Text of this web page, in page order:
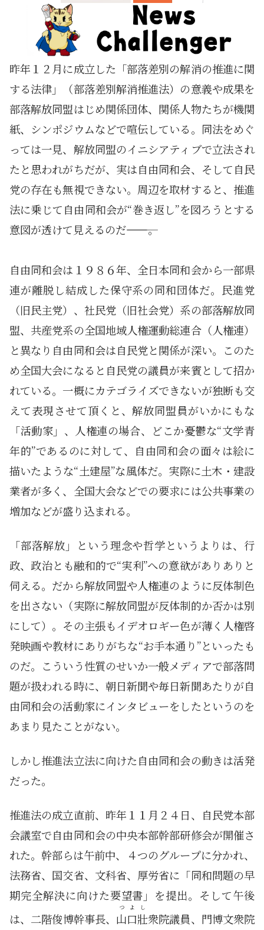
昨年１２月に成立した「部落差別の解消の推進に関
する法律」（部落差別解消推進法）の意義や成果を
部落解放同盟はじめ関係団体、関係人物たちが機関
紙、シンポジウムなどで喧伝している。同法をめぐ
っては一見、解放同盟のイニシアティブで立法され
たと思われがちだが、実は自由同和会、そして自民
党の存在も無視できない。周辺を取材すると、推進
法に乗じて自由同和会が“巻き返し”を図ろうとする
意図が透けて見えるのだ―――――。
自由同和会は１９８６年、全日本同和会から一部県
連が離脱し結成した保守系の同和団体だ。民進党
（旧民主党）、社民党（旧社会党）系の部落解放同
盟、共産党系の全国地域人権運動総連合（人権連）
と異なり自由同和会は自民党と関係が深い。このた
め全国大会になると自民党の議員が来賓として招か
れている。一概にカテゴライズできないが独断も交
えて表現させて頂くと、解放同盟員がいかにもな
「活動家」、人権連の場合、どこか憂鬱な“文学青
年的”であるのに対して、自由同和会の面々は絵に
描いたような“土建屋”な風体だ。実際に土木・建設
業者が多く、全国大会などでの要求には公共事業の
増加などが盛り込まれる。
「部落解放」という理念や哲学というよりは、行
政、政治とも融和的で“実利”への意欲がありありと
伺える。だから解放同盟や人権連のように反体制色
を出さない（実際に解放同盟が反体制的か否かは別
にして）。その主張もイデオロギー色が薄く人権啓
発映画や教材にありがちな“お手本通り”といったも
のだ。こういう性質のせいか一般メディアで部落問
題が扱われる時に、朝日新聞や毎日新聞あたりが自
由同和会の活動家にインタビューをしたというのを
あまり見たことがない。
しかし推進法立法に向けた自由同和会の動きは活発
だった。
推進法の成立直前、昨年１１月２４日、自民党本部
会議室で自由同和会の中央本部幹部研修会が開催さ
れた。幹部らは午前中、４つのグループに分かれ、
法務省、国交省、文科省、厚労省に「同和問題の早
期完全解決に向けた要望書」を提出。そして午後
は、二階俊博幹事長、 山口壯
つよし
衆院議員、門博文衆院